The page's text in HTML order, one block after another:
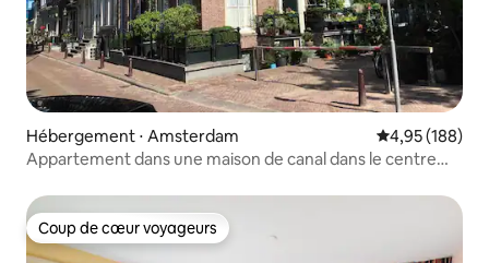
Hébergement ⋅ Amsterdam Évaluation
4,95 (188)
Appartement dans une maison de canal dans le centre
Coup de cœur voyageurs
Coup de cœur voyageurs